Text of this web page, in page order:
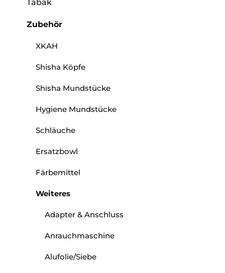
Tabak
Zubehör
XKAH
Shisha Köpfe
Shisha Mundstücke
Hygiene Mundstücke
Schläuche
Ersatzbowl
Färbemittel
Weiteres
Adapter & Anschluss
Anrauchmaschine
Alufolie/Siebe